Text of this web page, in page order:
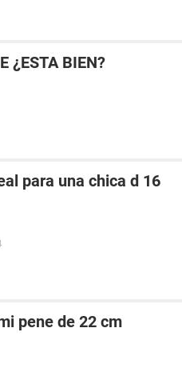
¿ESTA BIEN?
para una chica d 16
pene de 22 cm